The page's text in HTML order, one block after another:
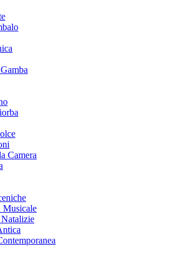
Camera
Musicale